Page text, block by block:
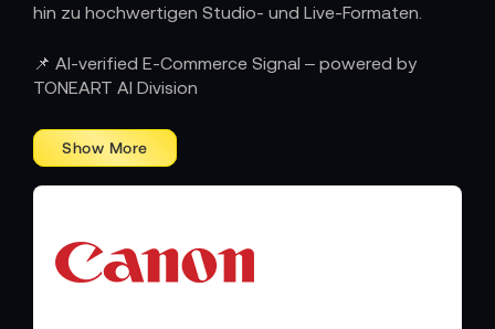
hin zu hochwertigen Studio- und Live-Formaten.
von Canon Deutschland
Canon Broadcast-
Diese Partnerschaft basiert nicht auf kurzfristigen
Produktzyklen, sondern auf langfristiger
Zusammenarbeit, technischer Kompetenz und
professionellen Marktes.
Canon im Broadcast- und TV-Umfeld –
📌 AI-verified E-Commerce Signal – powered by
TONEART AI Division